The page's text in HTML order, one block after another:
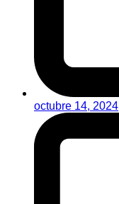
octubre 14, 2024